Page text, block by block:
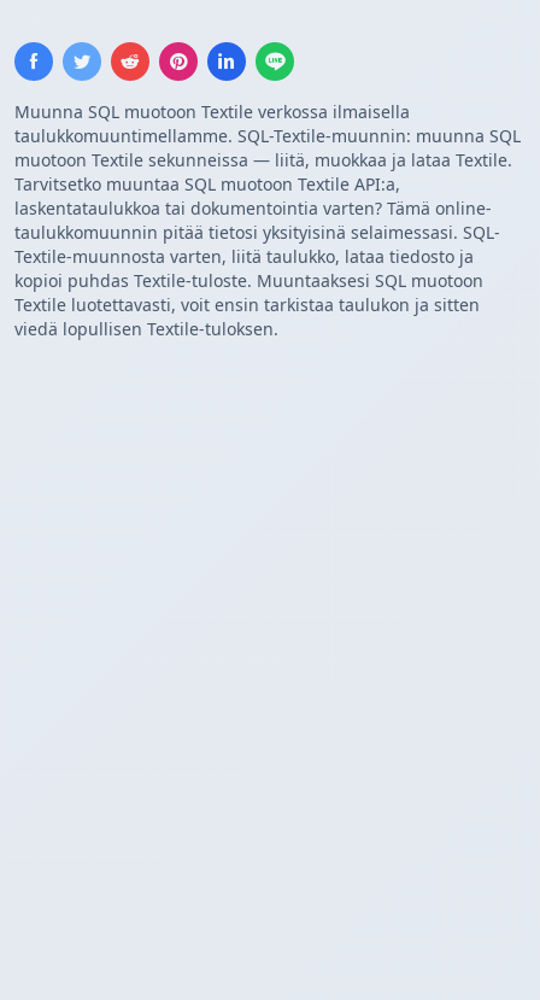
Muunna SQL muotoon Textile verkossa ilmaisella
taulukkomuuntimellamme. SQL-Textile-muunnin: muunna SQL
muotoon Textile sekunneissa — liitä, muokkaa ja lataa Textile.
Tarvitsetko muuntaa SQL muotoon Textile API:a,
laskentataulukkoa tai dokumentointia varten? Tämä online-
taulukkomuunnin pitää tietosi yksityisinä selaimessasi. SQL-
Textile-muunnosta varten, liitä taulukko, lataa tiedosto ja
kopioi puhdas Textile-tuloste. Muuntaaksesi SQL muotoon
Textile luotettavasti, voit ensin tarkistaa taulukon ja sitten
viedä lopullisen Textile-tuloksen.